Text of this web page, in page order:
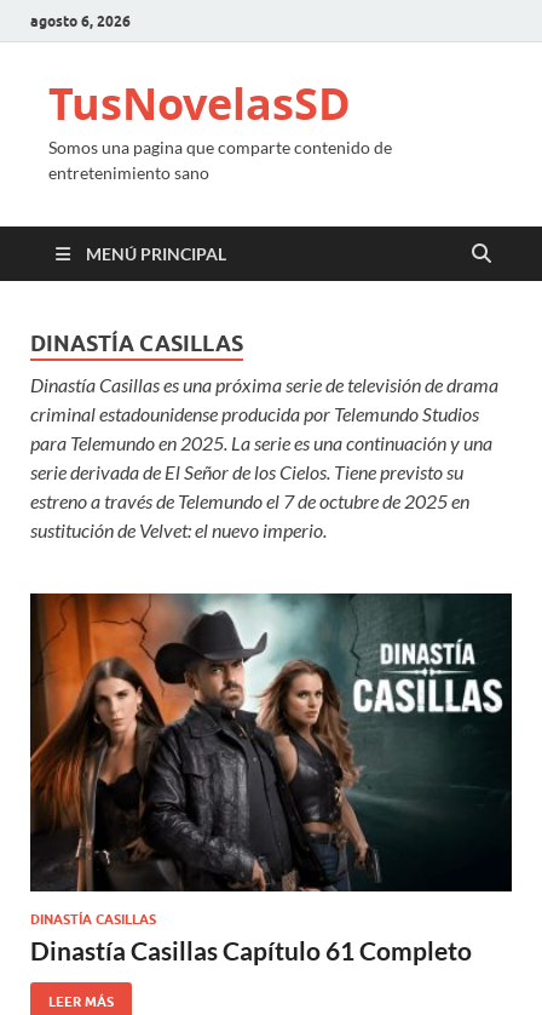
agosto 6, 2026
TusNovelasSD
Somos una pagina que comparte contenido de
entretenimiento sano
MENÚ PRINCIPAL
DINASTÍA CASILLAS
Dinastía Casillas es una próxima serie de televisión de drama
criminal estadounidense producida por Telemundo Studios
para Telemundo en 2025. La serie es una continuación y una
serie derivada de El Señor de los Cielos.​ Tiene previsto su
estreno a través de Telemundo el 7 de octubre de 2025 en
sustitución de Velvet: el nuevo imperio.
DINASTÍA CASILLAS
Dinastía Casillas Capítulo 61 Completo
LEER MÁS